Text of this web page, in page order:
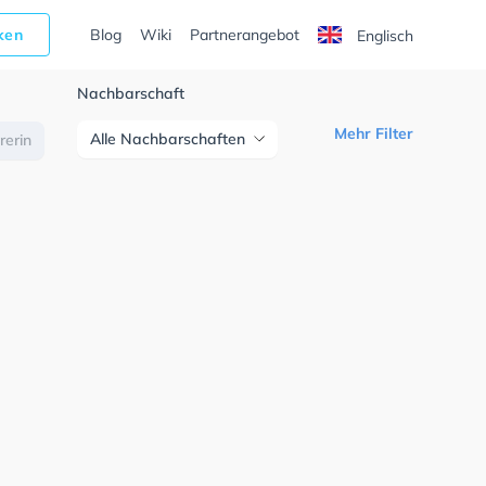
Blog Wiki Partnerangebot Englisch
Nachbarschaft
Alle Nachbarschaften Mehr Filter